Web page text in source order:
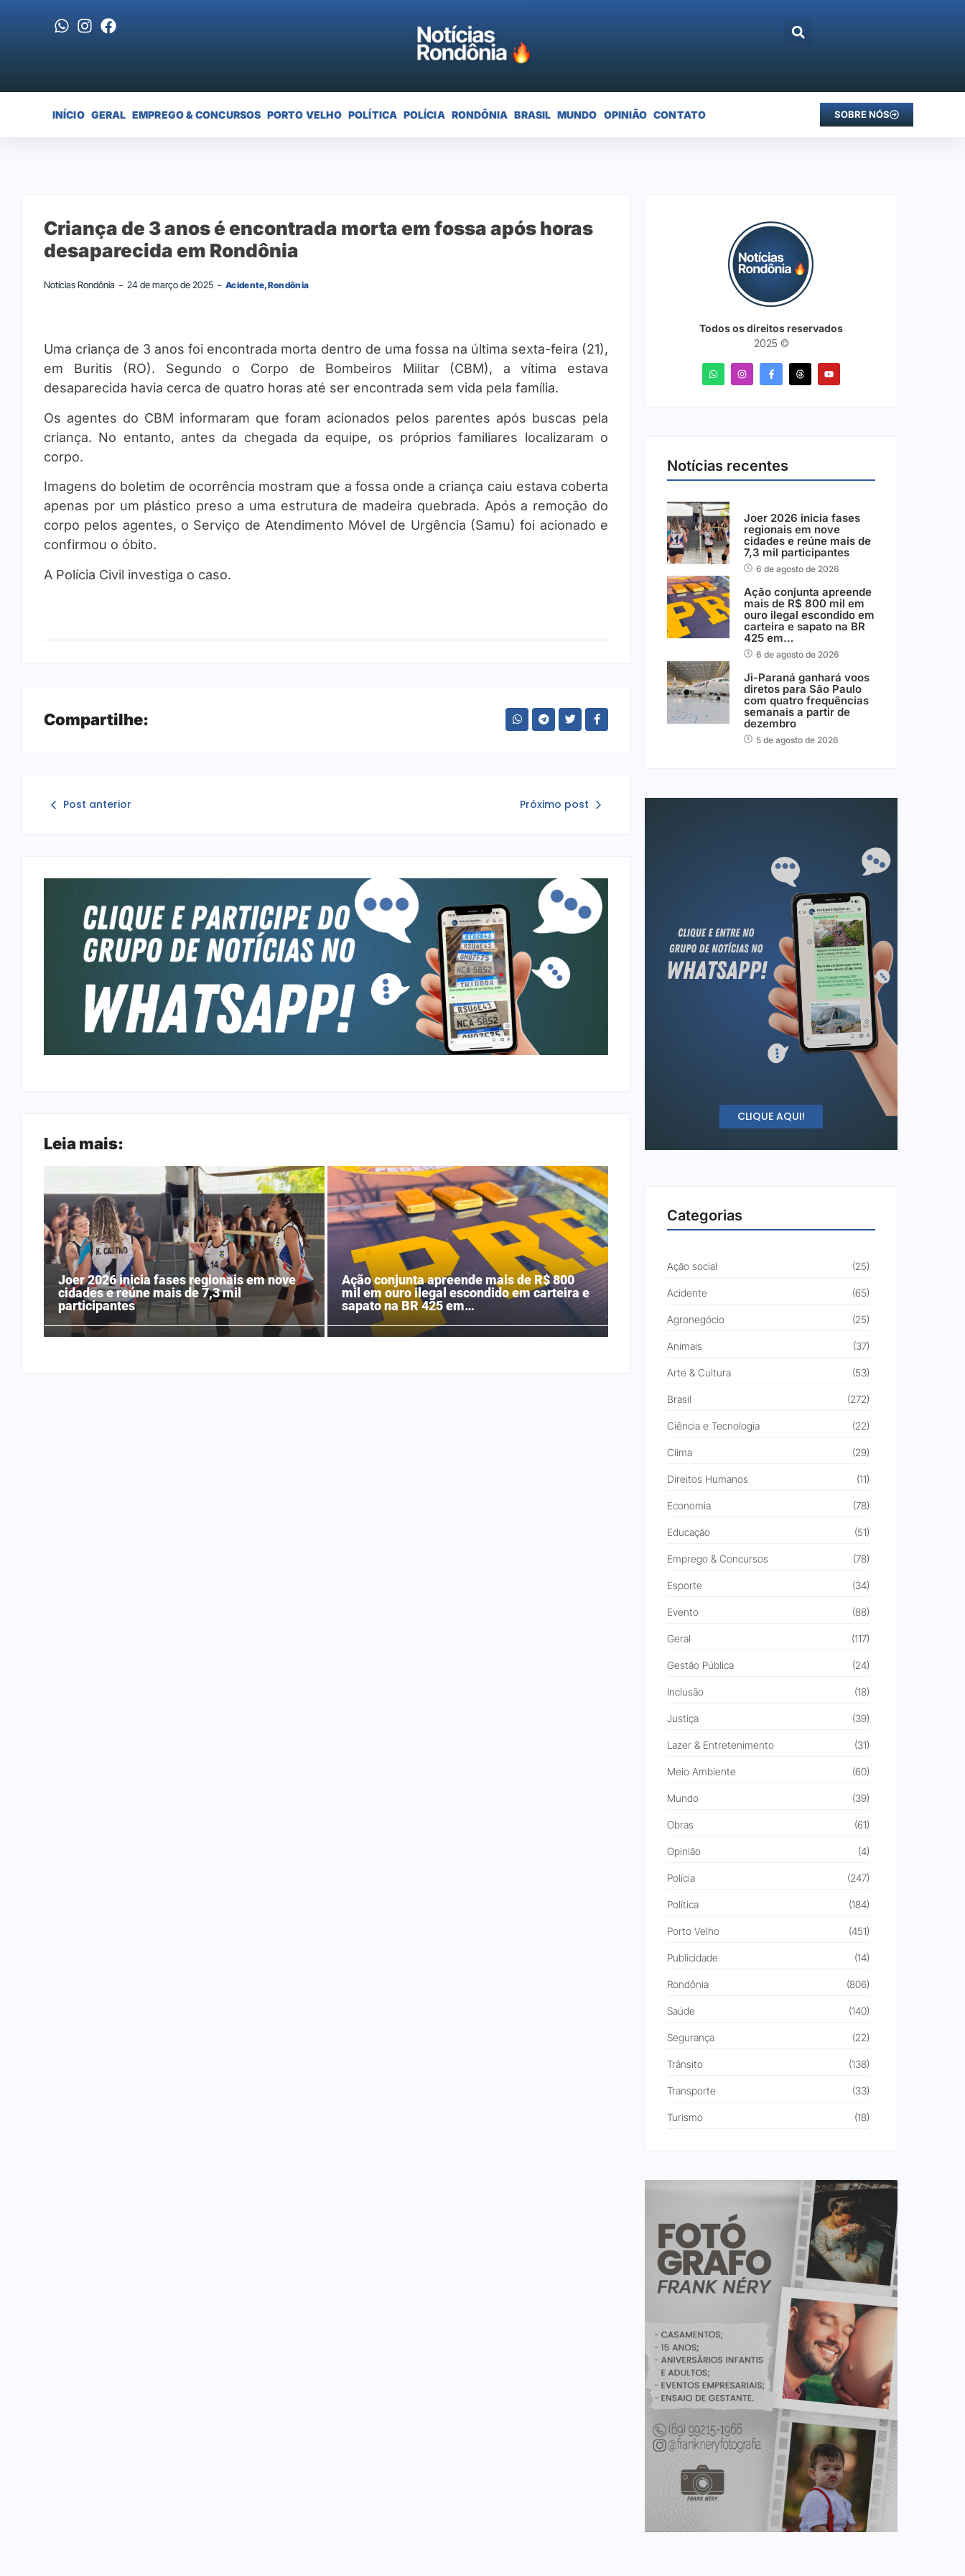
INÍCIO GERAL EMPREGO & CONCURSOS PORTO VELHO POLÍTICA POLÍCIA RONDÔNIA BRASIL MUNDO OPINIÃO CONTATO SOBRE NÓS
Criança de 3 anos é encontrada morta em fossa após horas
desaparecida em Rondônia
Notícias Rondônia 24 de março de 2025 Acidente,Rondônia
Uma criança de 3 anos foi encontrada morta dentro de uma fossa na última sexta-feira (21),
em Buritis (RO). Segundo o Corpo de Bombeiros Militar (CBM), a vítima estava
desaparecida havia cerca de quatro horas até ser encontrada sem vida pela família.
Os agentes do CBM informaram que foram acionados pelos parentes após buscas pela
criança. No entanto, antes da chegada da equipe, os próprios familiares localizaram o
corpo.
Imagens do boletim de ocorrência mostram que a fossa onde a criança caiu estava coberta
apenas por um plástico preso a uma estrutura de madeira quebrada. Após a remoção do
corpo pelos agentes, o Serviço de Atendimento Móvel de Urgência (Samu) foi acionado e
confirmou o óbito.
A Polícia Civil investiga o caso.
Compartilhe:
Post anterior Próximo post
Leia mais:
Joer 2026 inicia fases regionais em nove
cidades e reúne mais de 7,3 mil
participantes
Ação conjunta apreende mais de R$ 800
mil em ouro ilegal escondido em carteira e
sapato na BR 425 em…
Todos os direitos reservados
2025 ©
Notícias recentes
Joer 2026 inicia fases
regionais em nove
cidades e reúne mais de
7,3 mil participantes
6 de agosto de 2026
Ação conjunta apreende
mais de R$ 800 mil em
ouro ilegal escondido em
carteira e sapato na BR
425 em…
6 de agosto de 2026
Ji-Paraná ganhará voos
diretos para São Paulo
com quatro frequências
semanais a partir de
dezembro
5 de agosto de 2026
CLIQUE AQUI!
Categorias
Ação social (25)
Acidente (65)
Agronegócio (25)
Animais (37)
Arte & Cultura (53)
Brasil (272)
Ciência e Tecnologia (22)
Clima (29)
Direitos Humanos (11)
Economia (78)
Educação (51)
Emprego & Concursos (78)
Esporte (34)
Evento (88)
Geral (117)
Gestão Pública (24)
Inclusão (18)
Justiça (39)
Lazer & Entretenimento (31)
Meio Ambiente (60)
Mundo (39)
Obras (61)
Opinião (4)
Polícia (247)
Política (184)
Porto Velho (451)
Publicidade (14)
Rondônia (806)
Saúde (140)
Segurança (22)
Trânsito (138)
Transporte (33)
Turismo (18)